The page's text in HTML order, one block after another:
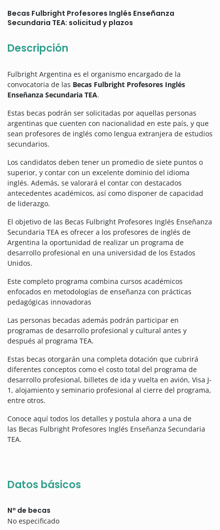
Becas Fulbright Profesores Inglés Enseñanza
Secundaria TEA: solicitud y plazos
Descripción
Fulbright Argentina es el organismo encargado de la
convocatoria de las Becas Fulbright Profesores Inglés
Enseñanza Secundaria TEA.
Estas becas podrán ser solicitadas por aquellas personas
argentinas que cuenten con nacionalidad en este país, y que
sean profesores de inglés como lengua extranjera de estudios
secundarios.
Los candidatos deben tener un promedio de siete puntos o
superior, y contar con un excelente dominio del idioma
inglés. Además, se valorará el contar con destacados
antecedentes académicos, así como disponer de capacidad
de liderazgo.
El objetivo de las Becas Fulbright Profesores Inglés Enseñanza
Secundaria TEA es ofrecer a los profesores de inglés de
Argentina la oportunidad de realizar un programa de
desarrollo profesional en una universidad de los Estados
Unidos.
Este completo programa combina cursos académicos
enfocados en metodologías de enseñanza con prácticas
pedagógicas innovadoras
Las personas becadas además podrán participar en
programas de desarrollo profesional y cultural antes y
después al programa TEA.
Estas becas otorgarán una completa dotación que cubrirá
diferentes conceptos como el costo total del programa de
desarrollo profesional, billetes de ida y vuelta en avión, Visa J-
1, alojamiento y seminario profesional al cierre del programa,
entre otros.
Conoce aquí todos los detalles y postula ahora a una de
las Becas Fulbright Profesores Inglés Enseñanza Secundaria
TEA.
Datos básicos
Nº de becas
No especificado